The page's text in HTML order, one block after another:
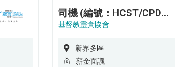
司機 (編號：HCST/CPD/CTE)
基督教靈實協會
新界多區
薪金面議